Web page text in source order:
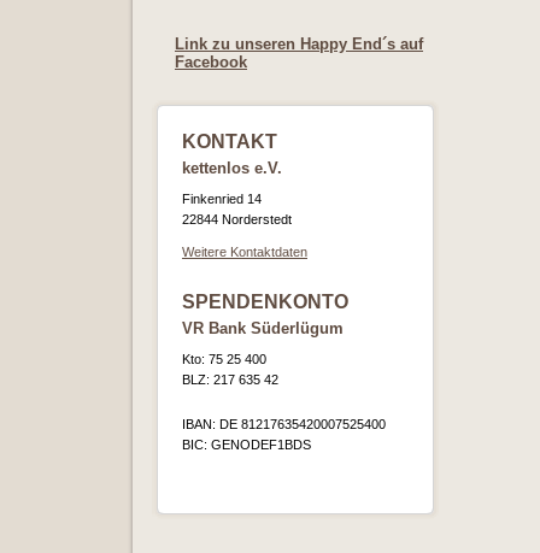
Link zu unseren Happy End´s auf
Facebook
KONTAKT
kettenlos e.V.
Finkenried 14
22844 Norderstedt
Weitere Kontaktdaten
SPENDENKONTO
VR Bank Süderlügum
Kto: 75 25 400
BLZ: 217 635 42
IBAN: DE 81217635420007525400
BIC: GENODEF1BDS